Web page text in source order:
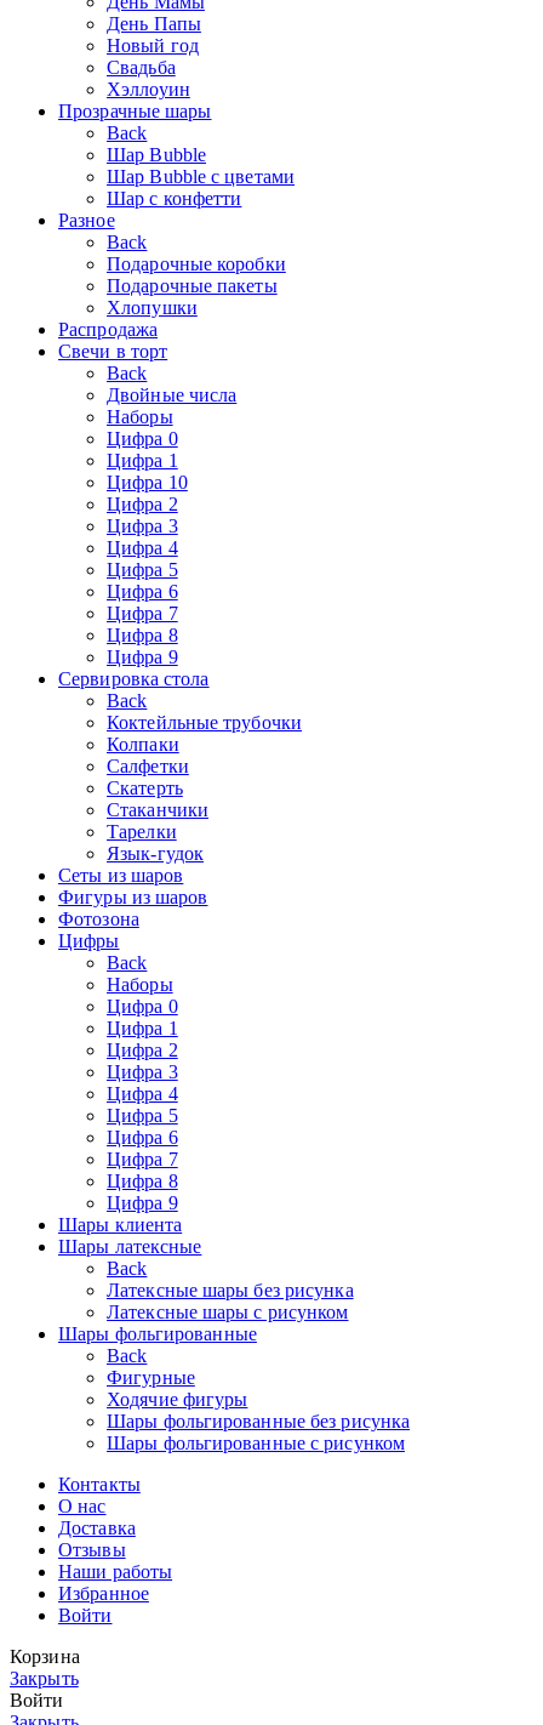
День Папы
Новый год
Свадьба
Хэллоуин
Прозрачные шары
Back
Шар Bubble
Шар Bubble с цветами
Шар с конфетти
Разное
Back
Подарочные коробки
Подарочные пакеты
Хлопушки
Распродажа
Свечи в торт
Back
Двойные числа
Наборы
Цифра 0
Цифра 1
Цифра 10
Цифра 2
Цифра 3
Цифра 4
Цифра 5
Цифра 6
Цифра 7
Цифра 8
Цифра 9
Сервировка стола
Back
Коктейльные трубочки
Колпаки
Салфетки
Скатерть
Стаканчики
Тарелки
Язык-гудок
Сеты из шаров
Фигуры из шаров
Фотозона
Цифры
Back
Наборы
Цифра 0
Цифра 1
Цифра 2
Цифра 3
Цифра 4
Цифра 5
Цифра 6
Цифра 7
Цифра 8
Цифра 9
Шары клиента
Шары латексные
Back
Латексные шары без рисунка
Латексные шары с рисунком
Шары фольгированные
Back
Фигурные
Ходячие фигуры
Шары фольгированные без рисунка
Шары фольгированные с рисунком
Контакты
О нас
Доставка
Отзывы
Наши работы
Избранное
Войти
Корзина
Закрыть
Войти